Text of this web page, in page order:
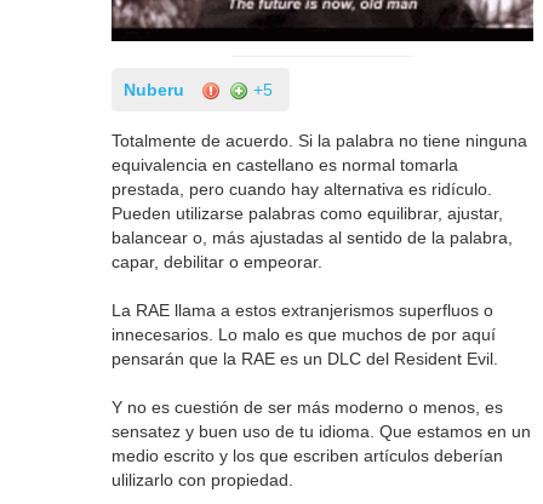
Nuberu +5
Totalmente de acuerdo. Si la palabra no tiene ninguna
equivalencia en castellano es normal tomarla
prestada, pero cuando hay alternativa es ridículo.
Pueden utilizarse palabras como equilibrar, ajustar,
balancear o, más ajustadas al sentido de la palabra,
capar, debilitar o empeorar.
La RAE llama a estos extranjerismos superfluos o
innecesarios. Lo malo es que muchos de por aquí
pensarán que la RAE es un DLC del Resident Evil.
Y no es cuestión de ser más moderno o menos, es
sensatez y buen uso de tu idioma. Que estamos en un
medio escrito y los que escriben artículos deberían
ulilizarlo con propiedad.